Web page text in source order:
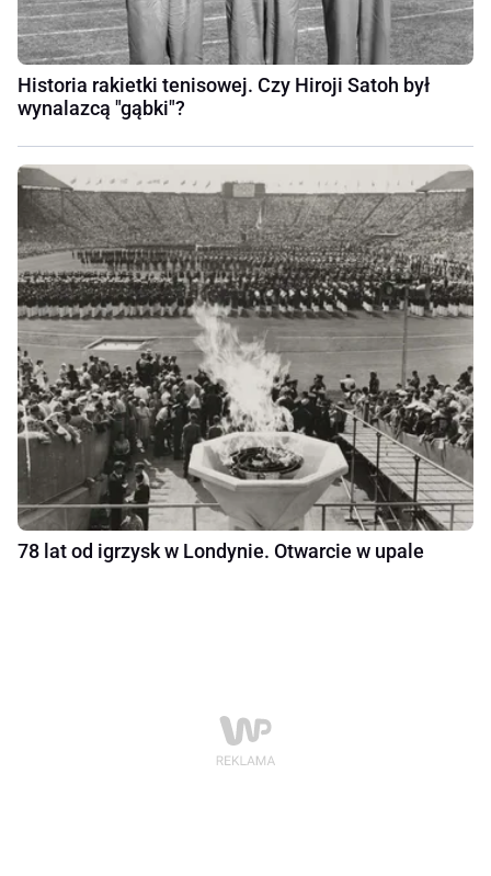
Historia rakietki tenisowej. Czy Hiroji Satoh był
wynalazcą "gąbki"?
78 lat od igrzysk w Londynie. Otwarcie w upale